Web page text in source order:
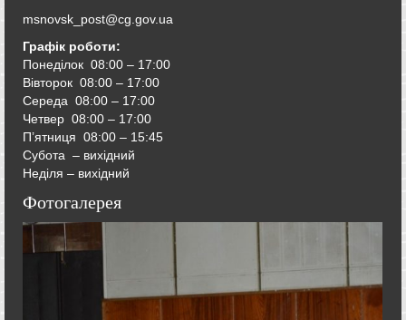
msnovsk_post@cg.gov.ua
Графік роботи:
Понеділок 08:00 – 17:00
Вівторок 08:00 – 17:00
Середа 08:00 – 17:00
Четвер 08:00 – 17:00
П’ятниця 08:00 – 15:45
Субота – вихідний
Неділя – вихідний
Фотогалерея